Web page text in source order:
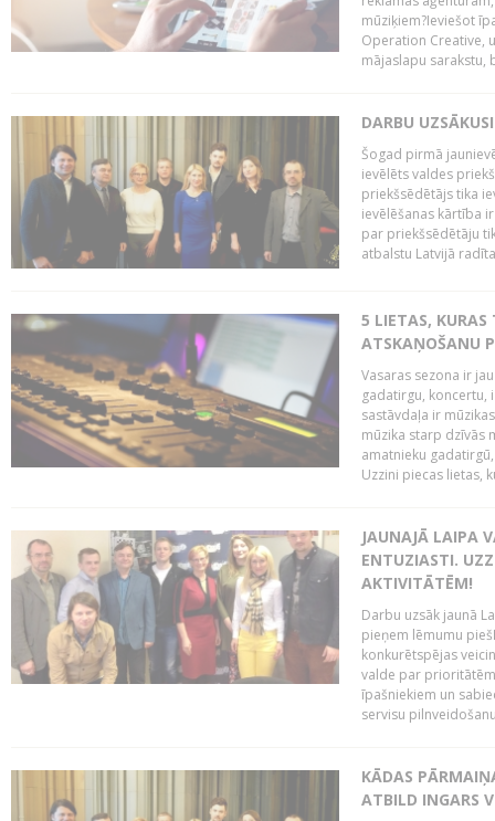
mūziķiem?Ieviešot
Operation Creative,
mājaslapu sarakstu,
DARBU
Šogad pirmā
ievēlēts valdes
priekšsēdētājs tika
ievēlēšanas kārtība
par priekšsēdētāju
atbalstu Latvijā
5 LIETAS, KURAS
ATSKAŅOŠANU
Vasaras sezona ir
gadatirgu, koncertu,
sastāvdaļa ir
mūzika starp dzīvās
amatnieku
Uzzini piecas lietas,
JAUNAJĀ LAIPA
ENTUZIASTI.
AKTIVITĀTĒM!
Darbu uzsāk jaunā
pieņem lēmumu
konkurētspējas
valde par
īpašniekiem un
servisu
KĀDAS
ATBILD INGARS